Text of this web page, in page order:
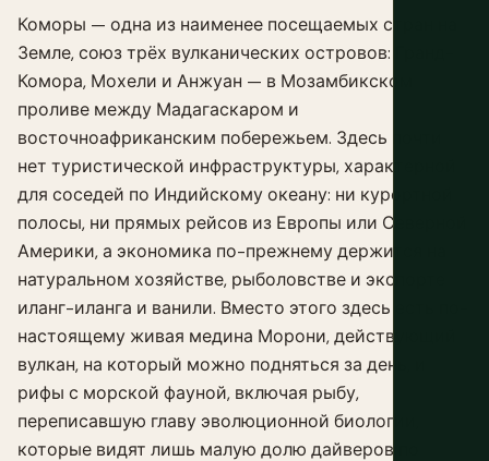
Коморы — одна из наименее посещаемых стран на
Земле, союз трёх вулканических островов: Гранд-
Комора, Мохели и Анжуан — в Мозамбикском
проливе между Мадагаскаром и
восточноафриканским побережьем. Здесь почти
нет туристической инфраструктуры, характерной
для соседей по Индийскому океану: ни курортной
полосы, ни прямых рейсов из Европы или Северной
Америки, а экономика по-прежнему держится на
натуральном хозяйстве, рыболовстве и экспорте
иланг-иланга и ванили. Вместо этого здесь есть по-
настоящему живая медина Морони, действующий
вулкан, на который можно подняться за день, и
рифы с морской фауной, включая рыбу,
переписавшую главу эволюционной биологии,
которые видят лишь малую долю дайверов по